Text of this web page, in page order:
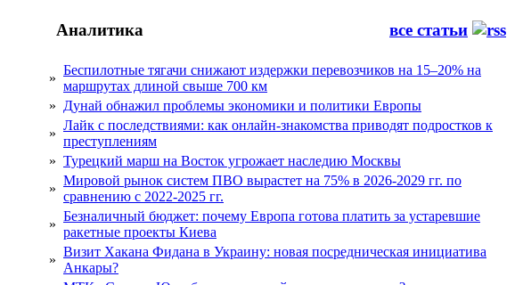
Аналитика все статьи
»
Беспилотные тягачи снижают издержки перевозчиков на 15–20% на
маршрутах длиной свыше 700 км
» Дунай обнажил проблемы экономики и политики Европы
»
Лайк с последствиями: как онлайн-знакомства приводят подростков к
преступлениям
» Турецкий марш на Восток угрожает наследию Москвы
»
Мировой рынок систем ПВО вырастет на 75% в 2026-2029 гг. по
сравнению с 2022-2025 гг.
»
Безналичный бюджет: почему Европа готова платить за устаревшие
ракетные проекты Киева
»
Визит Хакана Фидана в Украину: новая посредническая инициатива
Анкары?